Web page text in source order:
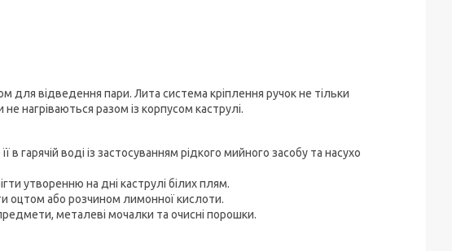
для відведення пари. Лита система кріплення ручок не тільки
нагріваються разом із корпусом каструлі.
гарячій воді із застосуванням рідкого мийного засобу та насухо
утворенню на дні каструлі білих плям.
оцтом або розчином лимонної кислоти.
металеві мочалки та очисні порошки.